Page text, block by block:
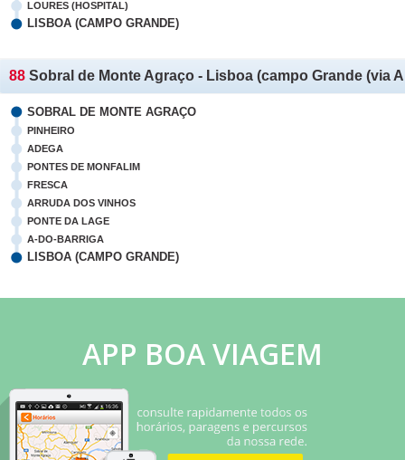
LOURES (HOSPITAL)
LISBOA (CAMPO GRANDE)
88 Sobral de Monte Agraço - Lisboa (campo Grande (via
SOBRAL DE MONTE AGRAÇO
PINHEIRO
ADEGA
PONTES DE MONFALIM
FRESCA
ARRUDA DOS VINHOS
PONTE DA LAGE
A-DO-BARRIGA
LISBOA (CAMPO GRANDE)
APP BOA VIAGEM